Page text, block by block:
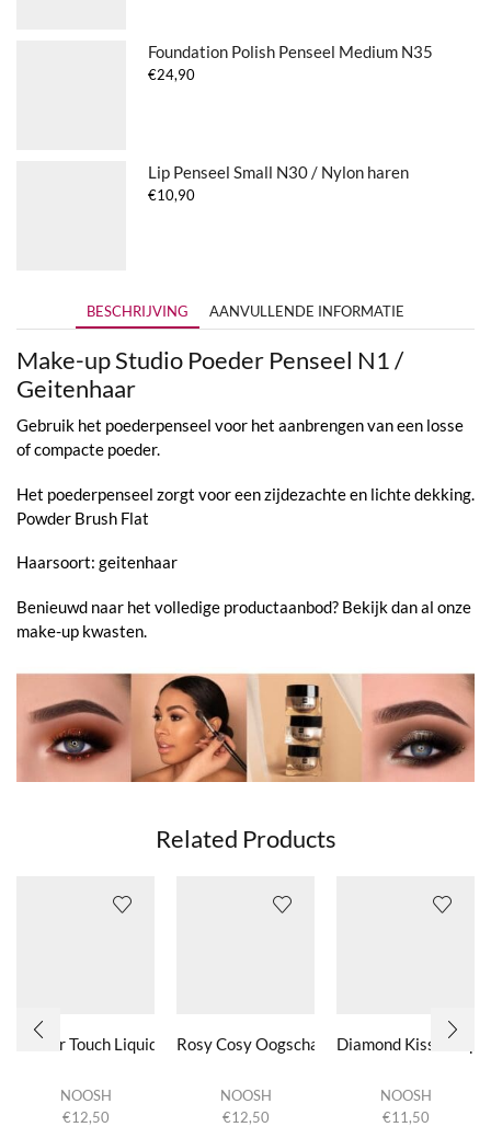
Foundation Polish Penseel Medium N35
€24,90
Lip Penseel Small N30 / Nylon haren
€10,90
BESCHRIJVING AANVULLENDE INFORMATIE
Make-up Studio Poeder Penseel N1 /
Geitenhaar
Gebruik het poederpenseel voor het aanbrengen van een losse
of compacte poeder.
Het poederpenseel zorgt voor een zijdezachte en lichte dekking.
Powder Brush Flat
Haarsoort: geitenhaar
Benieuwd naar het volledige productaanbod? Bekijk dan al onze
make-up kwasten.
Related Products
Tender Touch Liquid Blush
NOOSH
€12,50
Rosy Cosy Oogschaduwpalet
NOOSH
€12,50
Diamond Kissed
NOOSH
€11,50